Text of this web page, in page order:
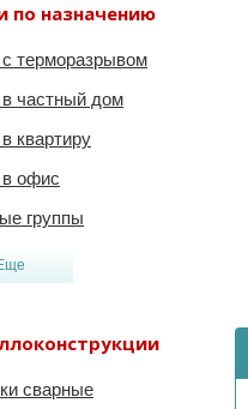
по назначению
терморазрывом
частный дом
квартиру
офис
группы
сварные